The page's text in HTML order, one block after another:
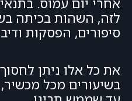
לזה, השהות בכיתה
סיפורים, הפסקות
את כל אלו ניתן
בשיעורים מכל